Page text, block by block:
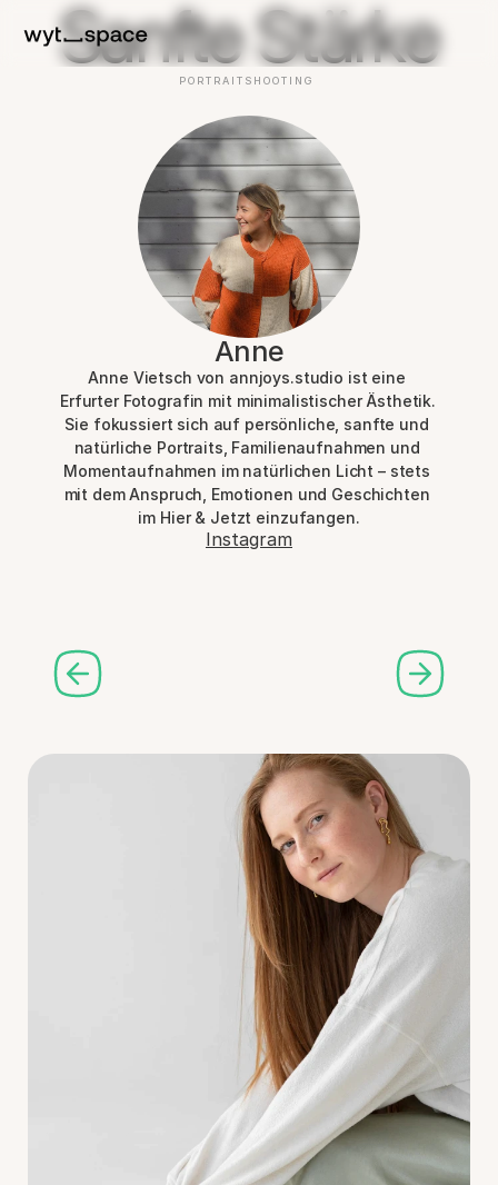
Sanfte Stärke
PORTRAITSHOOTING
Anne
Anne Vietsch von annjoys.studio ist eine
Erfurter Fotografin mit minimalistischer Ästhetik.
Sie fokussiert sich auf persönliche, sanfte und
natürliche Portraits, Familienaufnahmen und
Momentaufnahmen im natürlichen Licht – stets
mit dem Anspruch, Emotionen und Geschichten
im Hier & Jetzt einzufangen.
Instagram